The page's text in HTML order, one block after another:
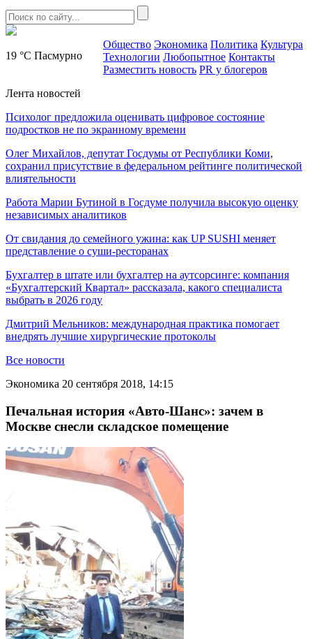
19 °C Пасмурно
Общество Экономика Политика Культура
Технологии Любопытное Контакты
Разместить новость PR у блогеров
Лента новостей
Психолог предложила оценивать цифровое состояние
подростков не по экранному времени
Олег Михайлов, депутат Госдумы от Республики Коми,
сохранил присутствие в федеральном рейтинге политической
влиятельности
Работа Марии Бутиной в Госдуме получила высокую оценку
независимых аналитиков
От свидания до семейного ужина: как UP SUSHI меняет
представление о суши-ресторанах
Бухгалтер в штате или бухгалтер на аутсорсинге: компания
«Бухгалтерский Квартал» рассказала, какого специалиста
выбрать в 2026 году
Дмитрий Мельников: международная практика помогает
внедрять лучшие хирургические протоколы
Все новости
Экономика 20 сентября 2018, 14:15
Печальная история «Авто-Шанс»: зачем в
Москве снесли складское помещение